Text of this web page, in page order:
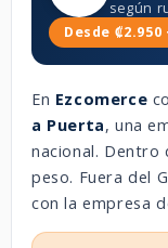
según
Desde ₡2.950
En Ezcomerce
a Puerta, una
nacional. Dentro
peso. Fuera del
con la empresa